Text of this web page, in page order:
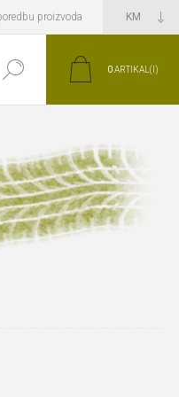
proizvoda
0ARTIKAL(I)